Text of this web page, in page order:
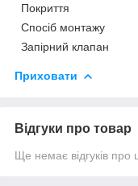
Покриття
Спосіб монтажу
Запірний клапан
Приховати
Відгуки про товар
Ще немає відгуків про